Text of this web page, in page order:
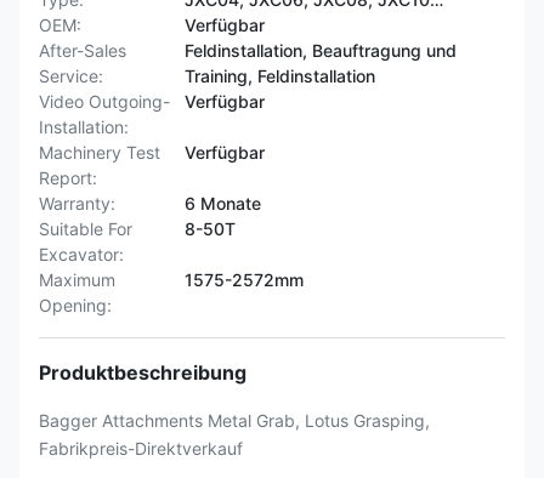
OEM:
Verfügbar
After-Sales
Service:
Feldinstallation, Beauftragung und
Training, Feldinstallation
Video Outgoing-
Installation:
Verfügbar
Machinery Test
Report:
Verfügbar
Warranty:
6 Monate
Suitable For
Excavator:
8-50T
Maximum
Opening:
1575-2572mm
Produktbeschreibung
Bagger Attachments Metal Grab, Lotus Grasping,
Fabrikpreis-Direktverkauf